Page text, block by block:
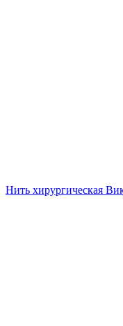
Нить хирургическая